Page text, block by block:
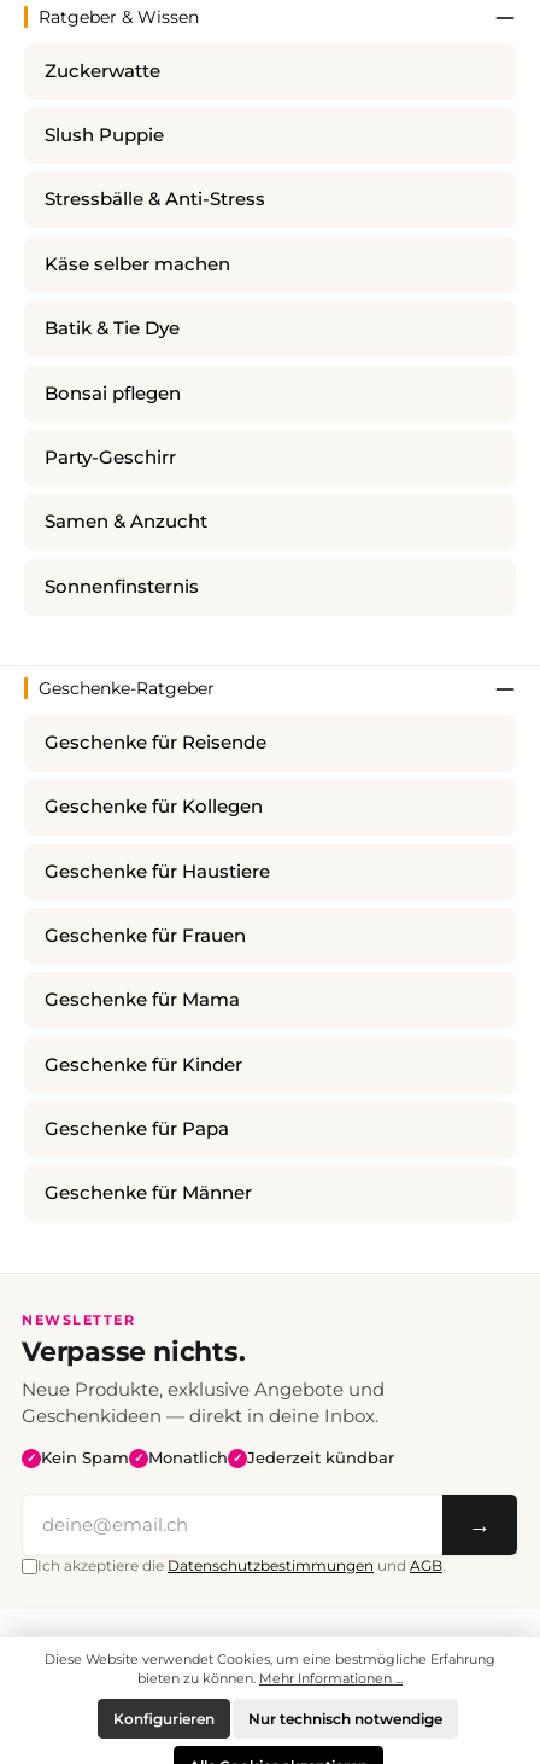
Ratgeber & Wissen
Zuckerwatte
Slush Puppie
Stressbälle & Anti-Stress
Käse selber machen
Batik & Tie Dye
Bonsai pflegen
Party-Geschirr
Samen & Anzucht
Sonnenfinsternis
Geschenke-Ratgeber
Geschenke für Reisende
Geschenke für Kollegen
Geschenke für Haustiere
Geschenke für Frauen
Geschenke für Mama
Geschenke für Kinder
Geschenke für Papa
Geschenke für Männer
NEWSLETTER
Verpasse nichts.
Neue Produkte, exklusive Angebote und
Geschenkideen — direkt in deine Inbox.
✓ Kein Spam ✓ Monatlich ✓ Jederzeit kündbar
→
Ich akzeptiere die Datenschutzbestimmungen und AGB.
versandkostenfrei.
© 2008 - 2026 enjoymedia.ch - Alle Rechte vorbehalten.
Diese Website verwendet Cookies, um eine bestmögliche Erfahrung
bieten zu können. Mehr Informationen ...
Nur technisch notwendige
Konfigurieren